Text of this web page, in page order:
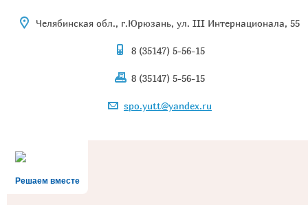
Челябинская обл., г.Юрюзань, ул. III Интернационала, 55
8 (35147) 5-56-15
8 (35147) 5-56-15
spo.yutt@yandex.ru
Решаем вместе